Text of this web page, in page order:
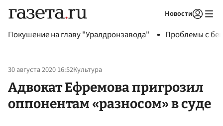
Новости
Покушение на главу "Уралдронзавода" Проблемы с
30 августа 2020 16:52Культура
Адвокат Ефремова пригрозил
оппонентам «разносом» в суде